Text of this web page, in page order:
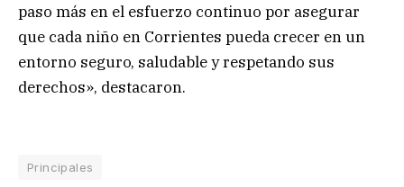
paso más en el esfuerzo continuo por asegurar
que cada niño en Corrientes pueda crecer en un
entorno seguro, saludable y respetando sus
derechos», destacaron.
Principales